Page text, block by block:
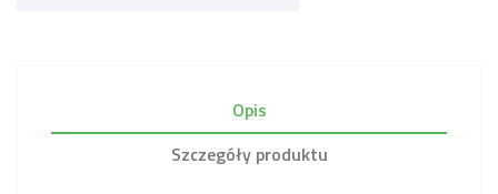
Opis
Szczegóły produktu